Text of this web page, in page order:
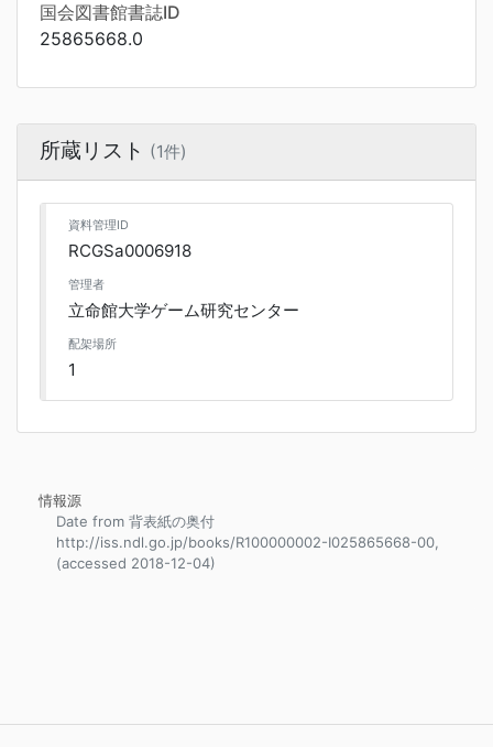
国会図書館書誌ID
25865668.0
所蔵リスト (1件)
資料管理ID
RCGSa0006918
管理者
立命館大学ゲーム研究センター
配架場所
1
情報源
Date from 背表紙の奥付
http://iss.ndl.go.jp/books/R100000002-I025865668-00,
(accessed 2018-12-04)